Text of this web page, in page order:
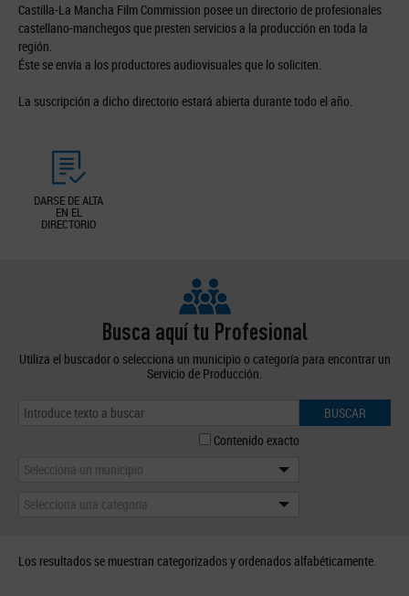
Castilla-La Mancha Film Commission posee un directorio de profesionales
castellano-manchegos que presten servicios a la producción en toda la
región.
Éste se envía a los productores audiovisuales que lo soliciten.
La suscripción a dicho directorio estará abierta durante todo el año.
DARSE DE ALTA
EN EL
DIRECTORIO
Busca aquí tu Profesional
Utiliza el buscador o selecciona un municipio o categoría para encontrar un
Servicio de Producción.
BUSCAR
Contenido exacto
Selecciona un municipio
Selecciona una categoría
Los resultados se muestran categorizados y ordenados alfabéticamente.